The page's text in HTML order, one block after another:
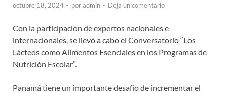
octubre 18, 2024 - poradmin - Deja un comentario
Con la participación de expertos nacionales e
internacionales, se llevó a cabo el Conversatorio “Los
Lácteos como Alimentos Esenciales en los Programas de
Nutrición Escolar”.
Panamá tiene un importante desafío de incrementar el